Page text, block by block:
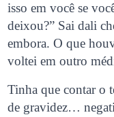
isso em você se
deixou?” Sai dali
embora. O que
voltei em outro
Tinha que contar o
de gravidez…